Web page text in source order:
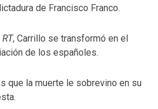
de Francisco Franco.
RT, Carrillo se transformó en el
de los españoles.
que la muerte le sobrevino en su